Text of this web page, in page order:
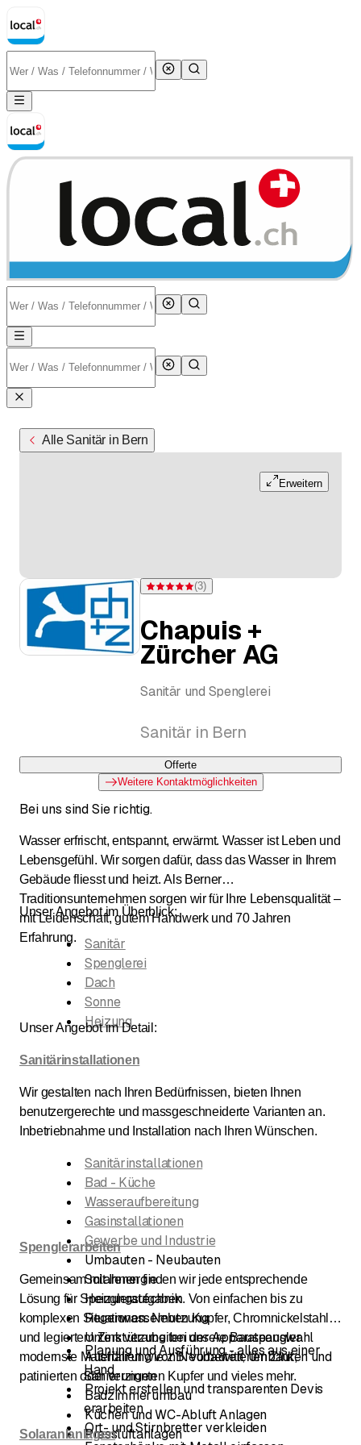
Alle Sanitär in Bern
Erweitern
Bewertung 5 von 5 Sternen bei 3
(3)
Chapuis +
Zürcher AG
Sanitär und Spenglerei
Sanitär in Bern
Offerte
Weitere Kontaktmöglichkeiten
Bei uns sind Sie richtig.
Wasser erfrischt, entspannt, erwärmt. Wasser ist Leben und
Lebensgefühl. Wir sorgen dafür, dass das Wasser in Ihrem
Gebäude fliesst und heizt. Als Berner
Traditionsunternehmen sorgen wir für Ihre Lebensqualität –
mit Leidenschaft, gutem Handwerk und 70 Jahren
Erfahrung.
Unser Angebot im Überblick:
Sanitär
Spenglerei
Dach
Sonne
Heizung
Unser Angebot im Detail:
Sanitärinstallationen
Wir gestalten nach Ihren Bedürfnissen, bieten Ihnen
benutzergerechte und massgeschneiderte Varianten an.
Inbetriebnahme und Installation nach Ihren Wünschen.
Sanitärinstallationen
Bad - Küche
Wasseraufbereitung
Gasinstallationen
Gewerbe und Industrie
Umbauten - Neubauten
Solarenergie
Heizungstechnik
Regenwassernutzung
Unterstützung bei der Apparateauswahl
Ausführung von Neubauten, Umbauten und
Sanierungen
Badzimmerumbau
Küchen und WC-Abluft Anlagen
Pressluftanlagen
Spenglerarbeiten
Gemeinsam mit Ihnen finden wir jede entsprechende
Lösung für Spengleraufgaben. Von einfachen bis zu
komplexen Situationen. Neben Kupfer, Chromnickelstahl
und legiertem Zink verarbeiten unsere Bauspengler
modernste Materialien wie z.B. vorbewitterten Zink,
patinierten oder verzinnten Kupfer und vieles mehr.
Planung und Ausführung - alles aus einer
Hand
Projekt erstellen und transparenten Devis
erarbeiten
Ort- und Stirnbretter verkleiden
Solaranlanlagen